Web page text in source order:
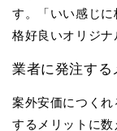
す。「いい感じに
格好良いオリジナ
業者に発注す
案外安価につく
するメリットに